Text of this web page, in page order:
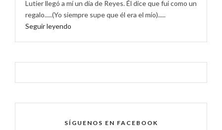
Lutier llegó a mí un día de Reyes. Él dice que fui como un
regalo.....(Yo siempre supe que él era el mío).....
Seguir leyendo
SÍGUENOS EN FACEBOOK